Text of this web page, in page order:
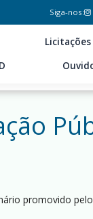
Siga-nos:
Licitações
promovido